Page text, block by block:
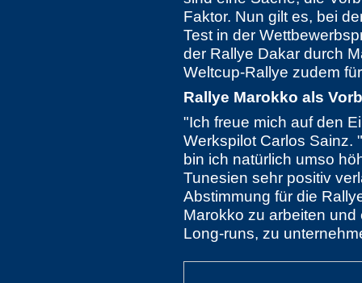
Faktor. Nun gilt es, bei
Test in der
der Rallye Dakar durch
Weltcup-Rallye zudem
Rallye Marokko als
"Ich freue mich auf den
Werkspilot Carlos Sainz.
bin ich natürlich umso
Tunesien sehr positiv
Abstimmung für die
Marokko zu arbeiten
Long-runs, zu